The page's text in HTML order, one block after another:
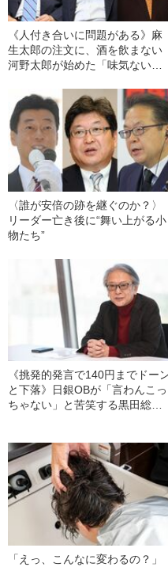
《人付き合いに問題がある》麻
生太郎の注文に、酒を飲まない
河野太郎が始めた「味気ない」2
〈誰が安倍の跡を継ぐのか？〉
リーダー亡き後に“舞い上がる小
物たち”
《挑発的発言で140円までドー
と下落》日銀OBが「言わんこっ
ちゃない」と苦笑する黒田総裁
「えっ、こんなに変わるの？」